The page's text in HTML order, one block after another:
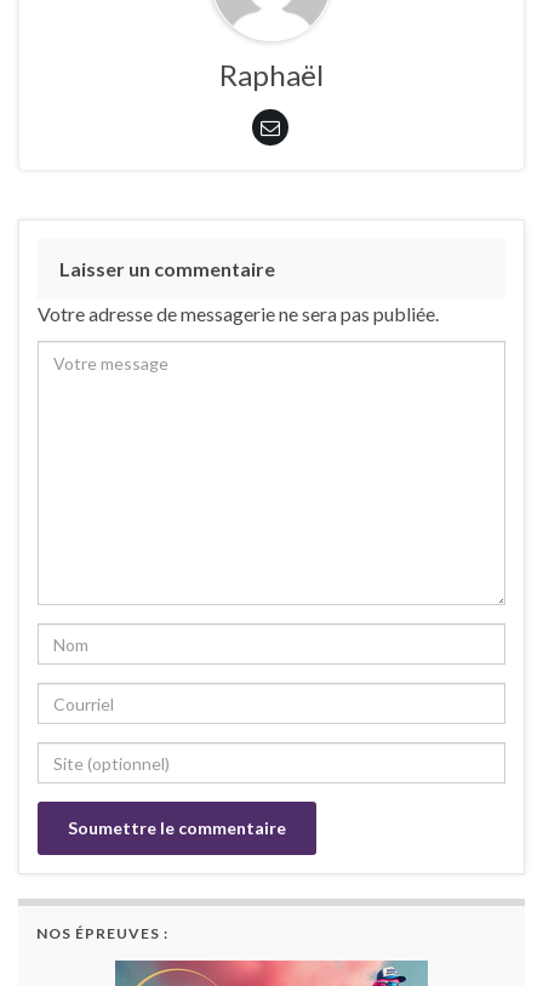
Raphaël
Laisser un commentaire
Votre adresse de messagerie ne sera pas publiée.
NOS ÉPREUVES :